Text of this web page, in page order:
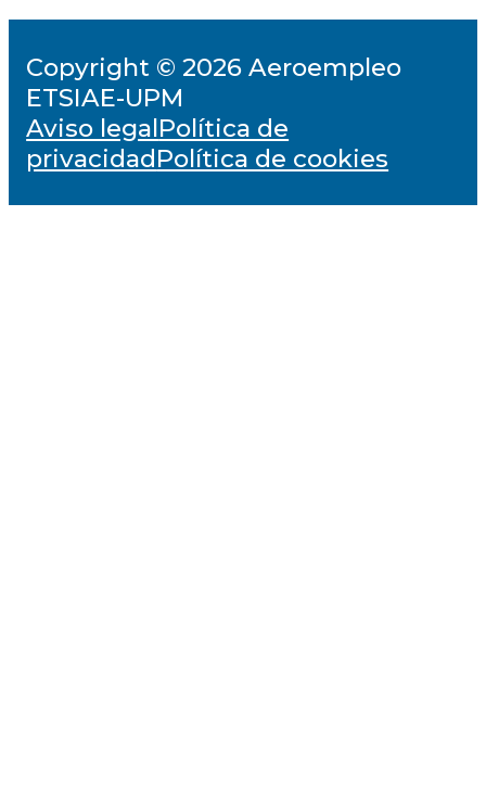
Copyright © 2026 Aeroempleo
ETSIAE-UPM
Aviso legalPolítica de
privacidadPolítica de cookies